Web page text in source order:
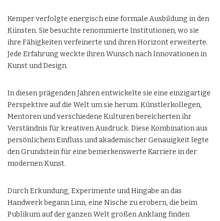
Kemper verfolgte energisch eine formale Ausbildung in den
Künsten. Sie besuchte renommierte Institutionen, wo sie
ihre Fähigkeiten verfeinerte und ihren Horizont erweiterte.
Jede Erfahrung weckte ihren Wunsch nach Innovationen in
Kunst und Design.
In diesen prägenden Jahren entwickelte sie eine einzigartige
Perspektive auf die Welt um sie herum. Künstlerkollegen,
Mentoren und verschiedene Kulturen bereicherten ihr
Verständnis für kreativen Ausdruck. Diese Kombination aus
persönlichem Einfluss und akademischer Genauigkeit legte
den Grundstein für eine bemerkenswerte Karriere in der
modernen Kunst.
Durch Erkundung, Experimente und Hingabe an das
Handwerk begann Linn, eine Nische zu erobern, die beim
Publikum auf der ganzen Welt großen Anklang finden